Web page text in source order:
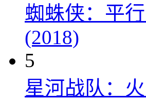
蜘蛛侠：平行
(2018)
5
星河战队：